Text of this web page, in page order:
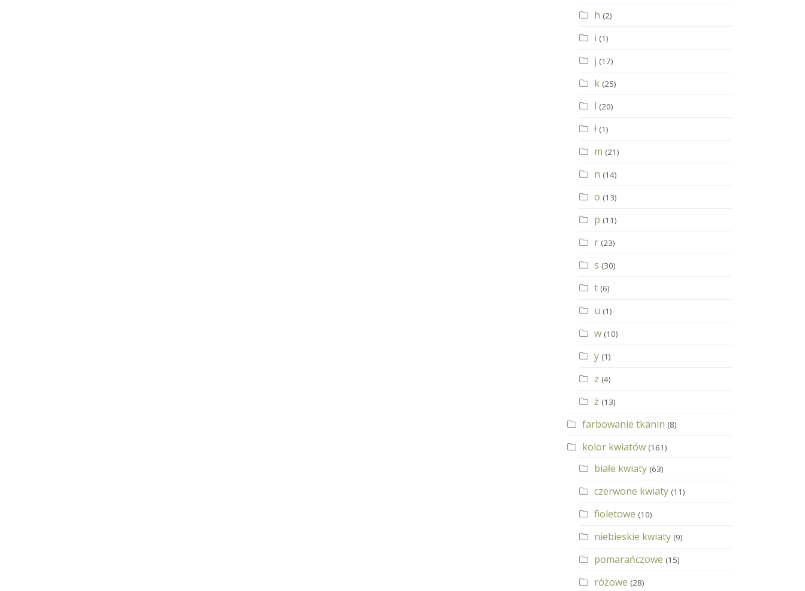
h (2)
i (1)
j (17)
k (25)
l (20)
ł (1)
m (21)
n (14)
o (13)
p (11)
r (23)
s (30)
t (6)
u (1)
w (10)
y (1)
z (4)
ż (13)
farbowanie tkanin (8)
kolor kwiatów (161)
białe kwiaty (63)
czerwone kwiaty (11)
fioletowe (10)
niebieskie kwiaty (9)
pomarańczowe (15)
różowe (28)